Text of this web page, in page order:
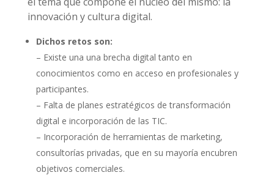
innovación y cultura digital.
Dichos retos son:
– Existe una una brecha digital tanto en
conocimientos como en acceso en profesionales y
participantes.
– Falta de planes estratégicos de transformación
digital e incorporación de las TIC.
– Incorporación de herramientas de marketing,
consultorías privadas, que en su mayoría encubren
objetivos comerciales.